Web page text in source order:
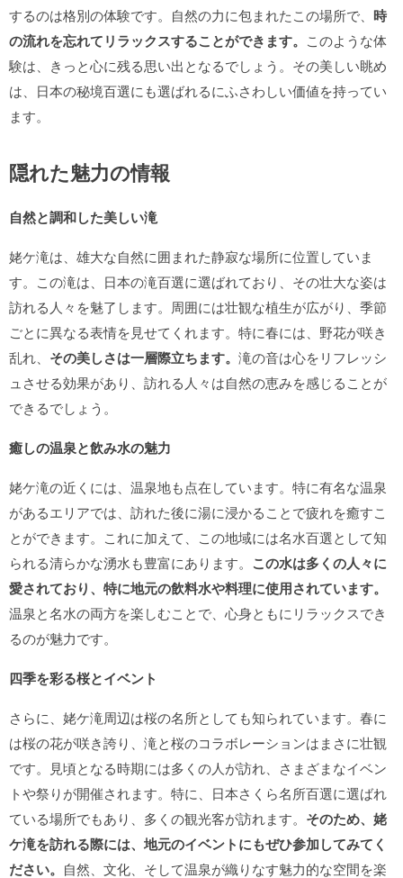
するのは格別の体験です。自然の力に包まれたこの場所で、 時
の流れを忘れてリラックスすることができます。 このような体
験は、きっと心に残る思い出となるでしょう。その美しい眺め
は、日本の秘境百選にも選ばれるにふさわしい価値を持ってい
ます。
隠れた魅力の情報
自然と調和した美しい滝
姥ケ滝は、雄大な自然に囲まれた静寂な場所に位置していま
す。この滝は、日本の滝百選に選ばれており、その壮大な姿は
訪れる人々を魅了します。周囲には壮観な植生が広がり、季節
ごとに異なる表情を見せてくれます。特に春には、野花が咲き
乱れ、 その美しさは一層際立ちます。 滝の音は心をリフレッシ
ュさせる効果があり、訪れる人々は自然の恵みを感じることが
できるでしょう。
癒しの温泉と飲み水の魅力
姥ケ滝の近くには、温泉地も点在しています。特に有名な温泉
があるエリアでは、訪れた後に湯に浸かることで疲れを癒すこ
とができます。これに加えて、この地域には名水百選として知
られる清らかな湧水も豊富にあります。 この水は多くの人々に
愛されており、特に地元の飲料水や料理に使用されています。
温泉と名水の両方を楽しむことで、心身ともにリラックスでき
るのが魅力です。
四季を彩る桜とイベント
さらに、姥ケ滝周辺は桜の名所としても知られています。春に
は桜の花が咲き誇り、滝と桜のコラボレーションはまさに壮観
です。見頃となる時期には多くの人が訪れ、さまざまなイベン
トや祭りが開催されます。特に、日本さくら名所百選に選ばれ
ている場所でもあり、多くの観光客が訪れます。 そのため、姥
ケ滝を訪れる際には、地元のイベントにもぜひ参加してみてく
ださい。 自然、文化、そして温泉が織りなす魅力的な空間を楽